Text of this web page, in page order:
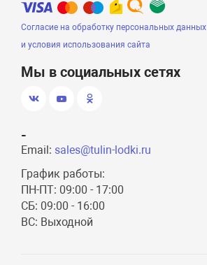
Согласие на обработку персональных данных
и условия использования сайта
Мы в социальных сетях
-
Email: sales@tulin-lodki.ru
График работы:
ПН-ПТ: 09:00 - 17:00
СБ: 09:00 - 16:00
ВС: Выходной